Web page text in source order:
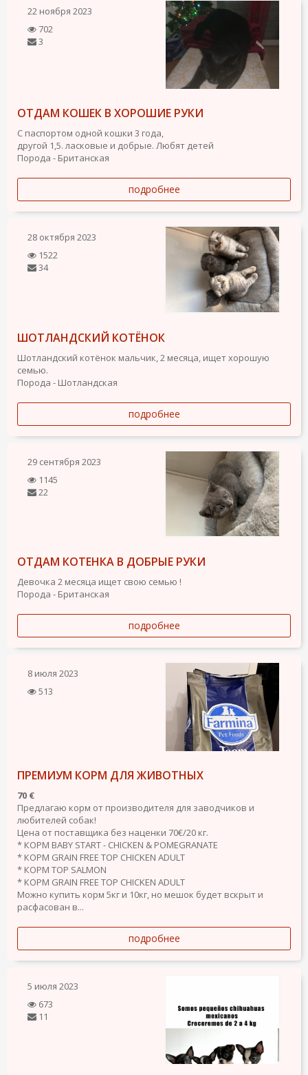
22 ноября 2023
702
3
ОТДАМ КОШЕК В ХОРОШИЕ РУКИ
С паспортом одной кошки 3 года,
другой 1,5. ласковые и добрые. Любят детей
Порода - Британская
подробнее
28 октября 2023
1522
34
ШОТЛАНДСКИЙ КОТЁНОК
Шотландский котёнок мальчик, 2 месяца, ищет хорошую
семью.
Порода - Шотландская
подробнее
29 сентября 2023
1145
22
ОТДАМ КОТЕНКА В ДОБРЫЕ РУКИ
Девочка 2 месяца ищет свою семью !
Порода - Британская
подробнее
8 июля 2023
513
ПРЕМИУМ КОРМ ДЛЯ ЖИВОТНЫХ
70 €
Предлагаю корм от производителя для заводчиков и
любителей собак!
Цена от поставщика без наценки 70€/20 кг.
* КОРМ BABY START - CHICKEN & POMEGRANATE
* КОРМ GRAIN FREE TOP CHICKEN ADULT
* КОРМ TOP SALMON
* КОРМ GRAIN FREE TOP CHICKEN ADULT
Можно купить корм 5кг и 10кг, но мешок будет вскрыт и
расфасован в...
подробнее
5 июля 2023
673
11